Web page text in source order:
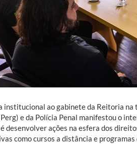
institucional ao gabinete da Reitoria
e da Polícia Penal manifestou o
desenvolver ações na esfera dos
como cursos a distância e